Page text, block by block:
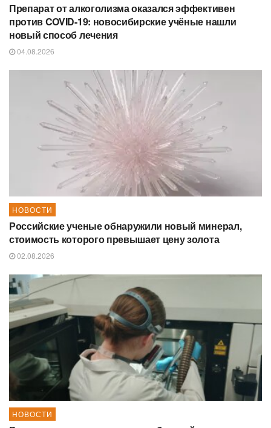
Препарат от алкоголизма оказался эффективен
против COVID-19: новосибирские учёные нашли
новый способ лечения
04.08.2026
НОВОСТИ
Российские ученые обнаружили новый минерал,
стоимость которого превышает цену золота
02.08.2026
НОВОСТИ